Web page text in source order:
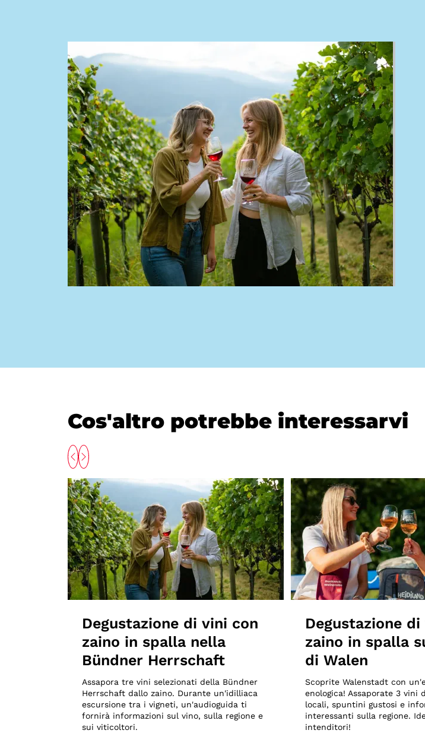
Cos'altro potrebbe interessarvi
Degustazione di vini con
zaino in spalla nella
Bündner Herrschaft
Assapora tre vini selezionati della Bündner
Herrschaft dallo zaino. Durante un'idilliaca
escursione tra i vigneti, un'audioguida ti
fornirà informazioni sul vino, sulla regione e
sui viticoltori.
Degustazione
zaino in spalla
di Walen
Scoprite Walenstadt con
enologica! Assaporate 3 vini
locali, spuntini gustosi e
interessanti sulla regione.
intenditori!